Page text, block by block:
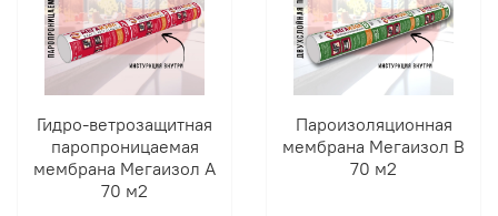
Гидро-ветрозащитная
паропроницаемая
мембрана Мегаизол А
70 м2
Пароизоляционная
мембрана Мегаизол В
70 м2